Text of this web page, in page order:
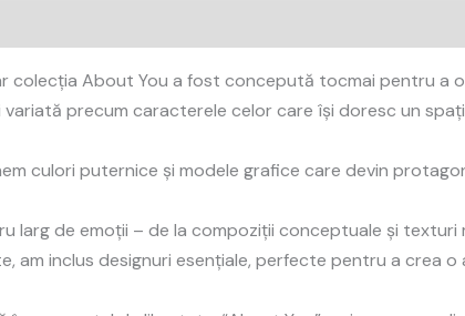
colecția About You a fost concepută tocmai pentru a
precum caracterele celor care își doresc un
culori puternice și modele grafice care devin
larg de emoții – de la compoziții conceptuale și
am inclus designuri esențiale, perfecte pentru a crea